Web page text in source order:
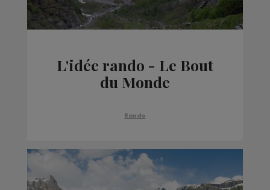
L'idée rando - Le Bout
du Monde
Rando